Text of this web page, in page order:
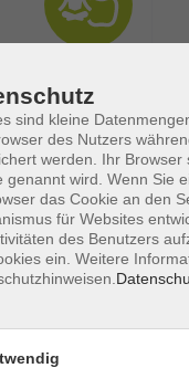
sind kleine
des Nutzers
werden. Ihr
genannt wird. Wenn Sie
das Cookie an den
für Websites
des Benutzers
ein. Weitere